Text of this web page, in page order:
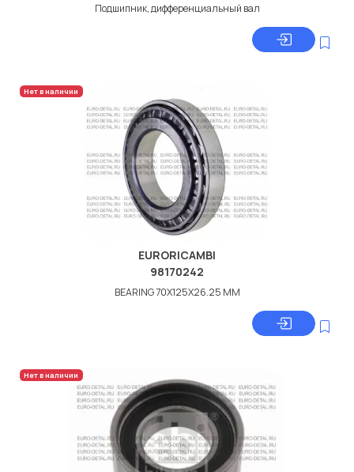
Подшипник, дифференциальный вал
Нет в наличии
EURORICAMBI
98170242
BEARING 70X125X26.25 MM
Нет в наличии